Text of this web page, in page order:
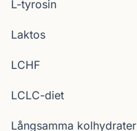
L-tyrosin
Laktos
LCHF
LCLC-diet
Långsamma kolhydrater